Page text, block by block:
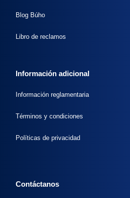
Blog Búho
Libro de reclamos
Información adicional
Información reglamentaria
Términos y condiciones
Políticas de privacidad
Contáctanos